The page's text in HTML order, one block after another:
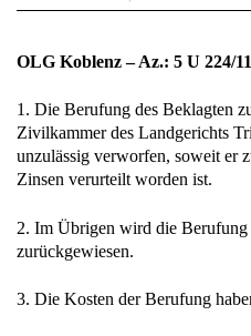
OLG Koblenz – Az.: 5 U 224/
1. Die Berufung des Beklagten
Zivilkammer des Landgerichts
unzulässig verworfen, soweit er
Zinsen verurteilt worden ist.
2. Im Übrigen wird die Berufung
zurückgewiesen.
3. Die Kosten der Berufung